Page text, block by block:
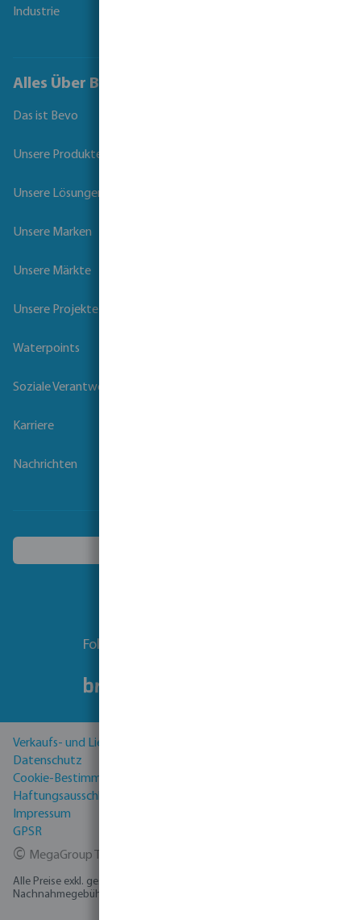
Industrie
Alles Über Bevo
Das ist Bevo
Unsere Produkte
Unsere Lösungen
Unsere Marken
Unsere Märkte
Unsere Projekte
Waterpoints
Soziale Verantwortung der Unternehmen
Karriere
Nachrichten
Folgen Sie uns
Verkaufs- und Lieferbedingungen
Datenschutz
Cookie-Bestimmungen
Haftungsausschluss
Impressum
GPSR
© MegaGroup Trade 2026
Alle Preise exkl. gesetzl. Mehrwertsteuer zzgl.
Nachnahmegebühren, wenn nicht anders angegeben.